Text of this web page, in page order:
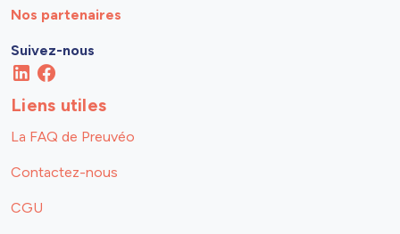
Nos partenaires
Suivez-nous
Liens utiles
La FAQ de Preuvéo
Contactez-nous
CGU